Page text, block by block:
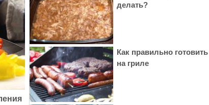
делать?
Как правильно готовить
на гриле